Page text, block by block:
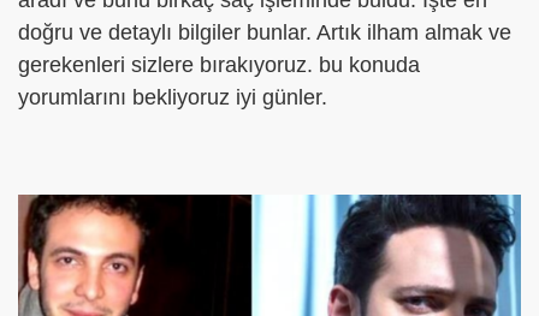
doğru ve detaylı bilgiler bunlar. Artık ilham almak ve
gerekenleri sizlere bırakıyoruz. bu konuda
yorumlarını bekliyoruz iyi günler.